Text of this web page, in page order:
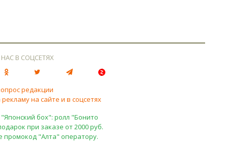
В СОЦСЕТЯХ
редакции
на сайте и в соцсетях
бох": ролл "Бонито
при заказе от 2000 руб.
промокод "Алта" оператору.